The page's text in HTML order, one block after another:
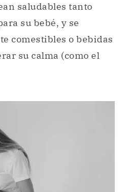
saludables tanto
su bebé, y se
comestibles o bebidas
su calma (como el